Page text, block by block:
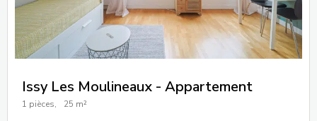
Issy Les Moulineaux - Appartement
1 pièces, 25 m²